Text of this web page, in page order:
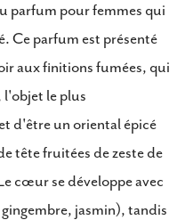
parfum pour femmes qui
Ce parfum est présenté
aux finitions fumées, qui
l'objet le plus
d'être un oriental épicé
tête fruitées de zeste de
cœur se développe avec
jasmin), tandis
Copie